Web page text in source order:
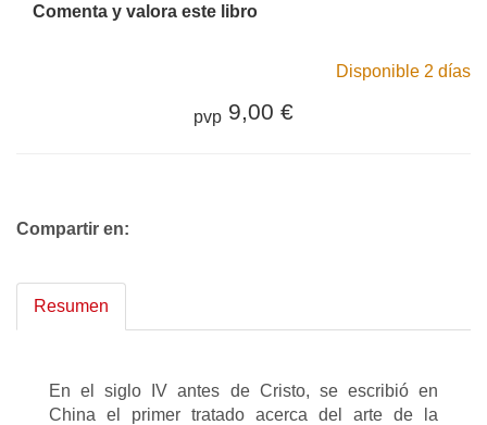
Comenta y valora este libro
Disponible 2 días
pvp 9,00 €
Compartir en:
Resumen
En el siglo IV antes de Cristo, se escribió en
China el primer tratado acerca del arte de la